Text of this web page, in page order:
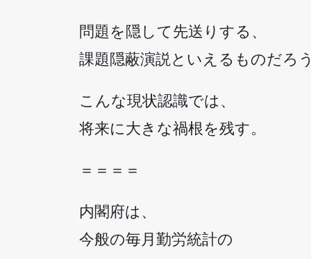
問題を隠して先送りする、
課題隠蔽演説といえるものだろう
こんな現状認識では、
将来に大きな禍根を残す。
＝＝＝＝
内閣府は、
今般の毎月勤労統計の